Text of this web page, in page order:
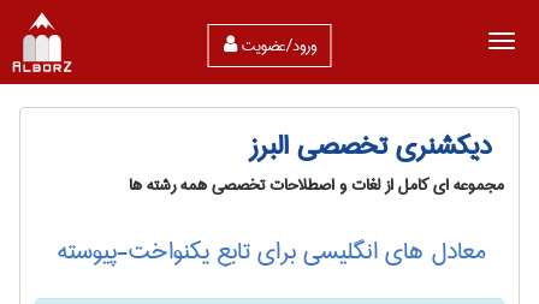
ورود/عضویت
دیکشنری تخصصی البرز
مجموعه ای کامل از لغات و اصطلاحات تخصصی همه رشته ها
معادل های انگلیسی برای تابع یکنواخت-پیوسته